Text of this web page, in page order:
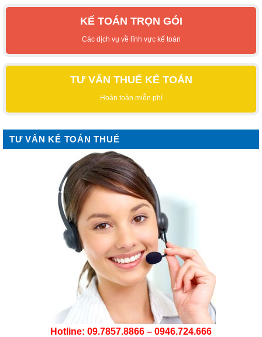
KẾ TOÁN TRỌN GÓI
Các dịch vụ về lĩnh vực kế toán
TƯ VẤN THUẾ KẾ TOÁN
Hoàn toàn miễn phí
TƯ VẤN KẾ TOÁN THUẾ
Hotline: 09.7857.8866 – 0946.724.666